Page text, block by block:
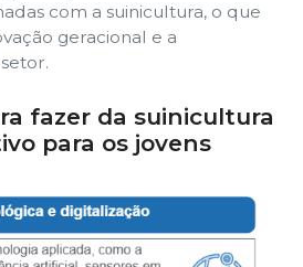
com a suinicultura, o que
geracional e a
fazer da suinicultura
para os jovens